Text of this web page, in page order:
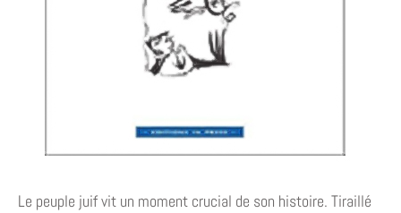
Le peuple juif vit un moment crucial de son histoire. Tiraillé